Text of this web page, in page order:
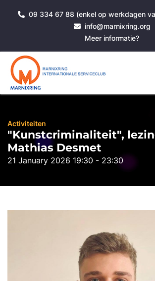
09 334 67 88 (enkel op werkdagen
info@marnixring.org
Meer informatie?
Activiteiten
"Kunstcriminaliteit",
Mathias Desmet
21 January 2026 19:30 - 23:30